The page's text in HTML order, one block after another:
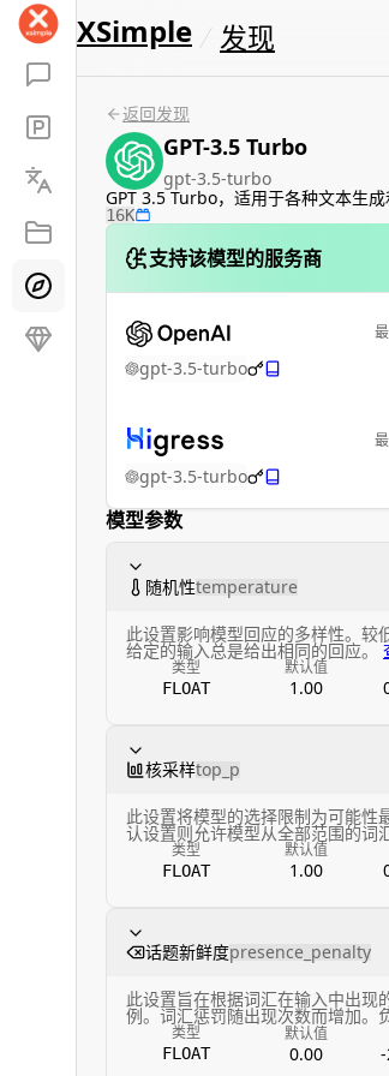
XSimple 发现
返回发现
GPT-3.5 Turbo
gpt-3.5-turbo
GPT 3.5 Turbo，适用于各种文本
16K
支持该模型的服务商
gpt-3.5-turbo
gpt-3.5-turbo
模型参数
随机性temperature
此设置影响模型回应的多样性。较
给定的输入总是给出相同的回应。
类型
FLOAT
默认值
1.00
核采样top_p
此设置将模型的选择限制为可能性
认设置则允许模型从全部范围的词
类型
FLOAT
默认值
1.00
话题新鲜度presence_penalty
此设置旨在根据词汇在输入中出现
例。词汇惩罚随出现次数而增加。
类型
FLOAT
默认值
0.00